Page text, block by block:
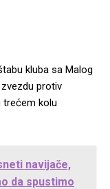
kluba sa Malog
protiv
trećem kolu
navijače,
da spustimo